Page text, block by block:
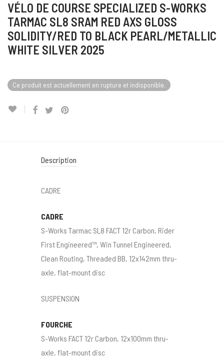
VÉLO DE COURSE SPECIALIZED S-WORKS
TARMAC SL8 SRAM RED AXS GLOSS
SOLIDITY/RED TO BLACK PEARL/METALLIC
WHITE SILVER 2025
Ce produit est actuellement en rupture et indisponible.
Description
CADRE
CADRE
S-Works Tarmac SL8 FACT 12r Carbon, Rider
First Engineered™, Win Tunnel Engineered,
Clean Routing, Threaded BB, 12x142mm thru-
axle, flat-mount disc
SUSPENSION
FOURCHE
S-Works FACT 12r Carbon, 12x100mm thru-
axle, flat-mount disc